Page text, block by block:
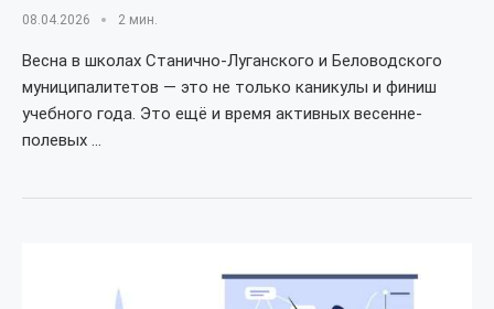
08.04.2026 2 мин.
Весна в школах Станично-Луганского и Беловодского
муниципалитетов — это не только каникулы и финиш
учебного года. Это ещё и время активных весенне-
полевых …